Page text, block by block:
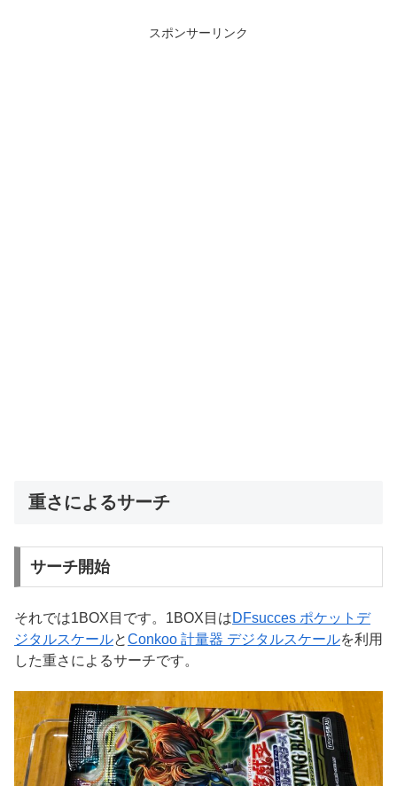
スポンサーリンク
重さによるサーチ
サーチ開始
それでは1BOX目です。1BOX目はDFsucces ポケットデ
ジタルスケールとConkoo 計量器 デジタルスケールを利用
した重さによるサーチです。